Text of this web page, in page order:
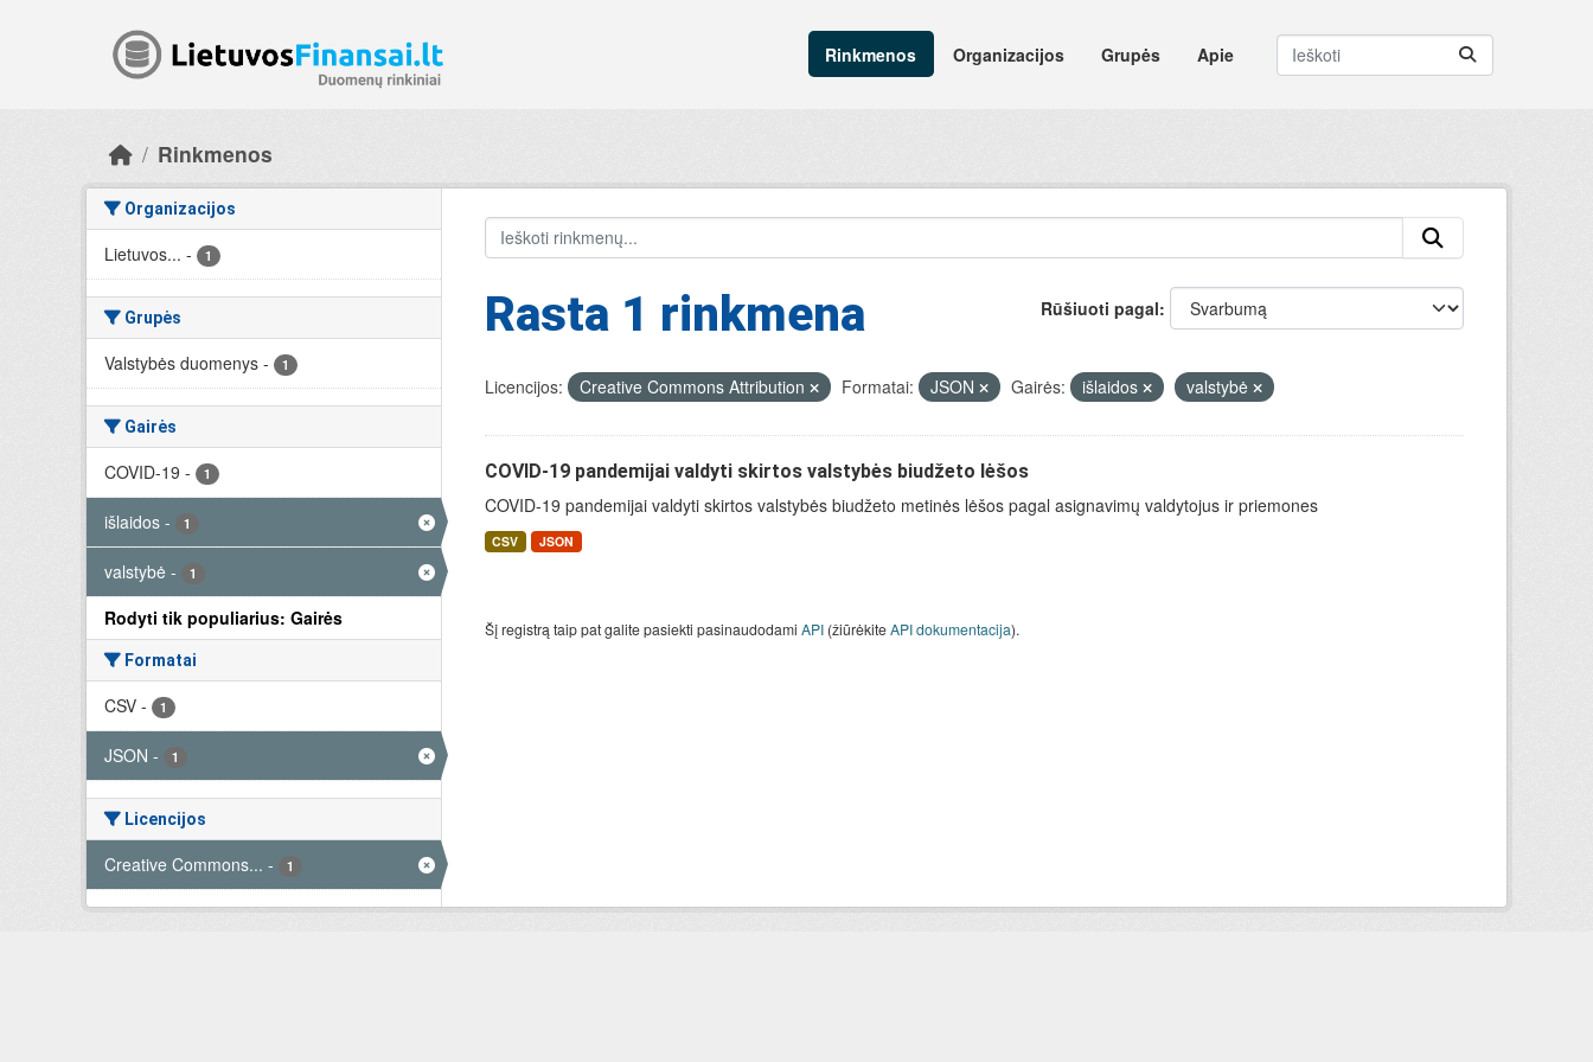
Rinkmenos
Organizacijos Grupės Apie
Rinkmenos
Organizacijos
Lietuvos... - 1
Grupės
Valstybės duomenys - 1
Gairės
COVID-19 - 1
išlaidos - 1
valstybė - 1
Rodyti tik populiarius: Gairės
Formatai
CSV - 1
JSON - 1
Licencijos
Creative Commons... - 1
Rūšiuoti pagal
Rasta 1 rinkmena
Licencijos: Creative Commons Attribution Formatai: JSON Gairės: išlaidos valstybė
COVID-19 pandemijai valdyti skirtos valstybės biudžeto lėšos
COVID-19 pandemijai valdyti skirtos valstybės biudžeto metinės lėšos pagal asignavimų valdytojus ir priemones
CSV JSON
Šį registrą taip pat galite pasiekti pasinaudodami API(žiūrėkiteAPI dokumentacija).